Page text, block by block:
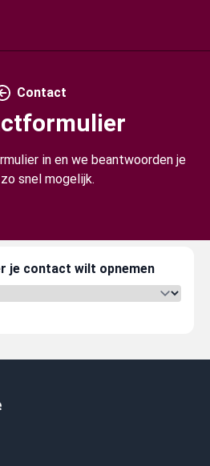
Contact
in en we beantwoorden je
snel mogelijk.
je contact wilt opnemen